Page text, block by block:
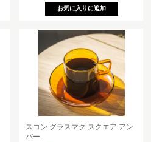
スコン グラスマグ スクエア アン
バー